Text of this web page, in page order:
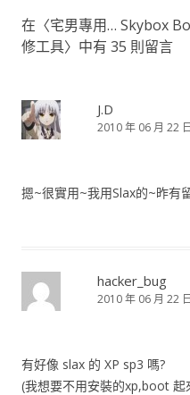
在〈宅男專用… Skybox
修工具〉中有 35 則留言
J.D
2010 年 06 月 22
摁~很實用~我用Slax的~昨有
hacker_bug
2010 年 06 月 22
有好像 slax 的 XP sp3 嗎?
(我想要不用安裝的xp,boot 起